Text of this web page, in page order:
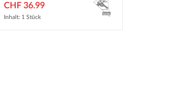
CHF 36.99
Inhalt: 1 Stück